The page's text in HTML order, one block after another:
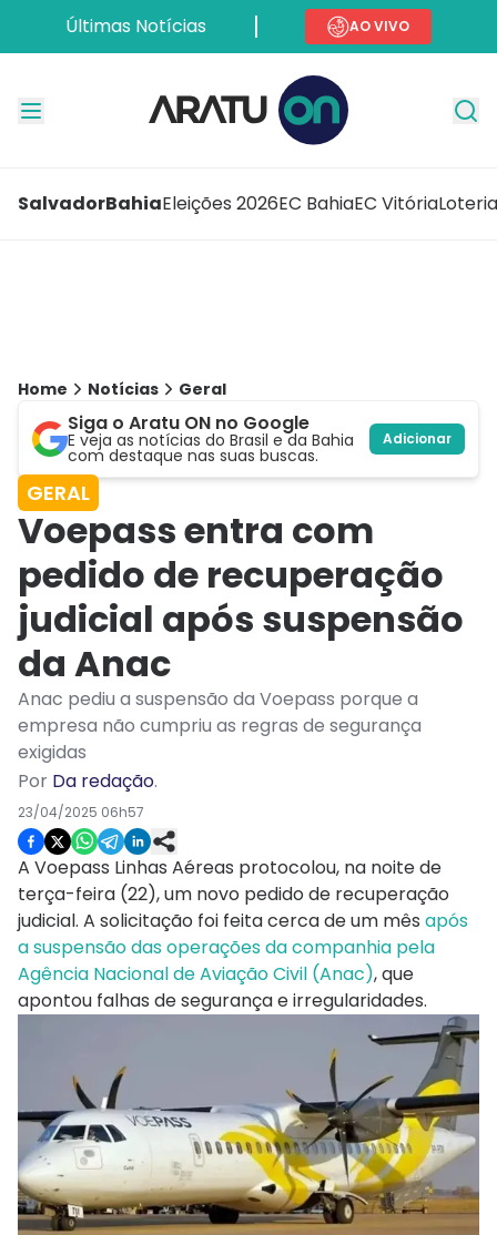
Últimas Notícias AO VIVO
SalvadorBahiaEleições 2026EC BahiaEC Vitória
Home Notícias Geral
Siga o Aratu ON no Google
E veja as notícias do Brasil e da Bahia
com destaque nas suas buscas.
Adicionar
GERAL
Voepass entra com
pedido de recuperação
judicial após suspensão
da Anac
Anac pediu a suspensão da Voepass porque a
empresa não cumpriu as regras de segurança
exigidas
Por Da redação.
23/04/2025 06h57
A Voepass Linhas Aéreas protocolou, na noite de
terça-feira (22), um novo pedido de recuperação
judicial. A solicitação foi feita cerca de um mês após
a suspensão das operações da companhia pela
Agência Nacional de Aviação Civil (Anac), que
apontou falhas de segurança e irregularidades.